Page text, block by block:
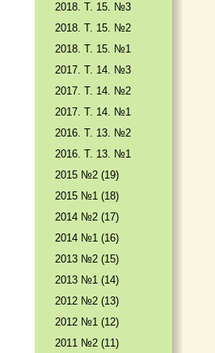
2018. Т. 15. №3
2018. Т. 15. №2
2018. Т. 15. №1
2017. T. 14. №3
2017. T. 14. №2
2017. T. 14. №1
2016. T. 13. №2
2016. T. 13. №1
2015 №2 (19)
2015 №1 (18)
2014 №2 (17)
2014 №1 (16)
2013 №2 (15)
2013 №1 (14)
2012 №2 (13)
2012 №1 (12)
2011 №2 (11)